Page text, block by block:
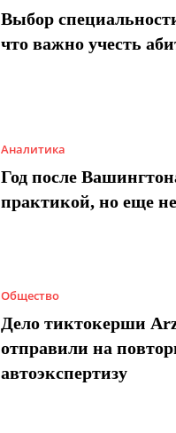
Выбор
что важно учесть
Аналитика
Год после
практикой, но еще
Общество
Дело тиктокерши
отправили на
автоэкспертизу